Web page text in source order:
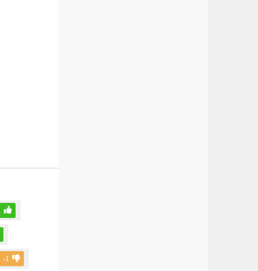
-1